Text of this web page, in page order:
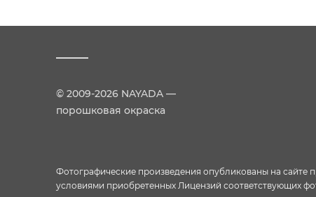
© 2009-2026 NAYADA —
порошковая окраска
Фотографические произведения опубликованы на сайте
условиями приобретенных Лицензий соответствующих